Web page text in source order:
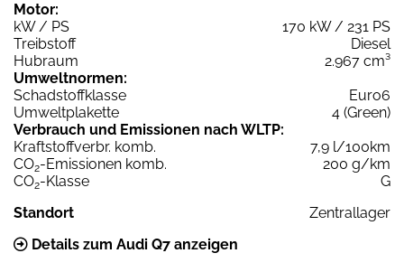
Motor:
kW / PS
170 kW / 231 PS
Treibstoff
Diesel
Hubraum
2.967 cm³
Umweltnormen:
Schadstoffklasse
Euro6
Umweltplakette
4 (Green)
Verbrauch und Emissionen nach WLTP:
Kraftstoffverbr. komb.
7,9 l/100km
CO2-Emissionen komb.
200 g/km
CO2-Klasse
G
Standort
Zentrallager
Details zum Audi Q7 anzeigen